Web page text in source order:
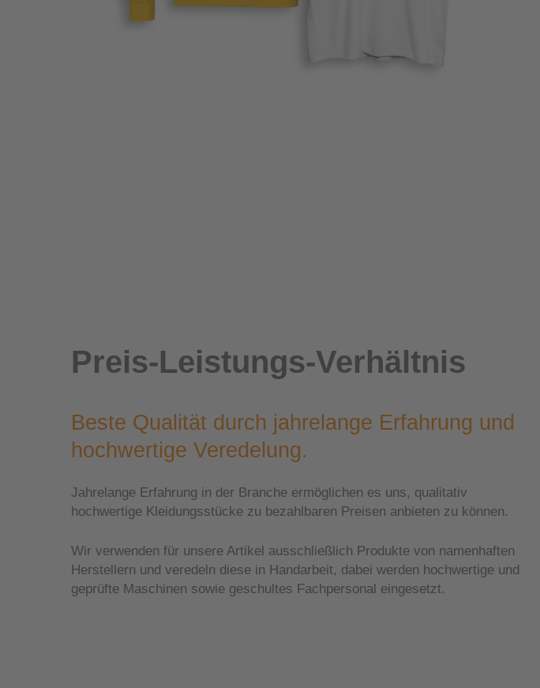
Preis-Leistungs-Verhältnis
Beste Qualität durch jahrelange Erfahrung und
hochwertige Veredelung.
Jahrelange Erfahrung in der Branche ermöglichen es uns, qualitativ
hochwertige Kleidungsstücke zu bezahlbaren Preisen anbieten zu können.
Wir verwenden für unsere Artikel ausschließlich Produkte von namenhaften
Herstellern und veredeln diese in Handarbeit, dabei werden hochwertige und
geprüfte Maschinen sowie geschultes Fachpersonal eingesetzt.